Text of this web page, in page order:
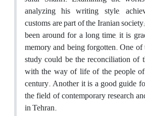
analyzing his writing style,
customs are part of the Iranian
been around for a long time, it is
memory and being forgotten. One
study could be the reconciliation of
with the way of life of the people
century. Another it is a good guide
the field of contemporary research
in Tehran.